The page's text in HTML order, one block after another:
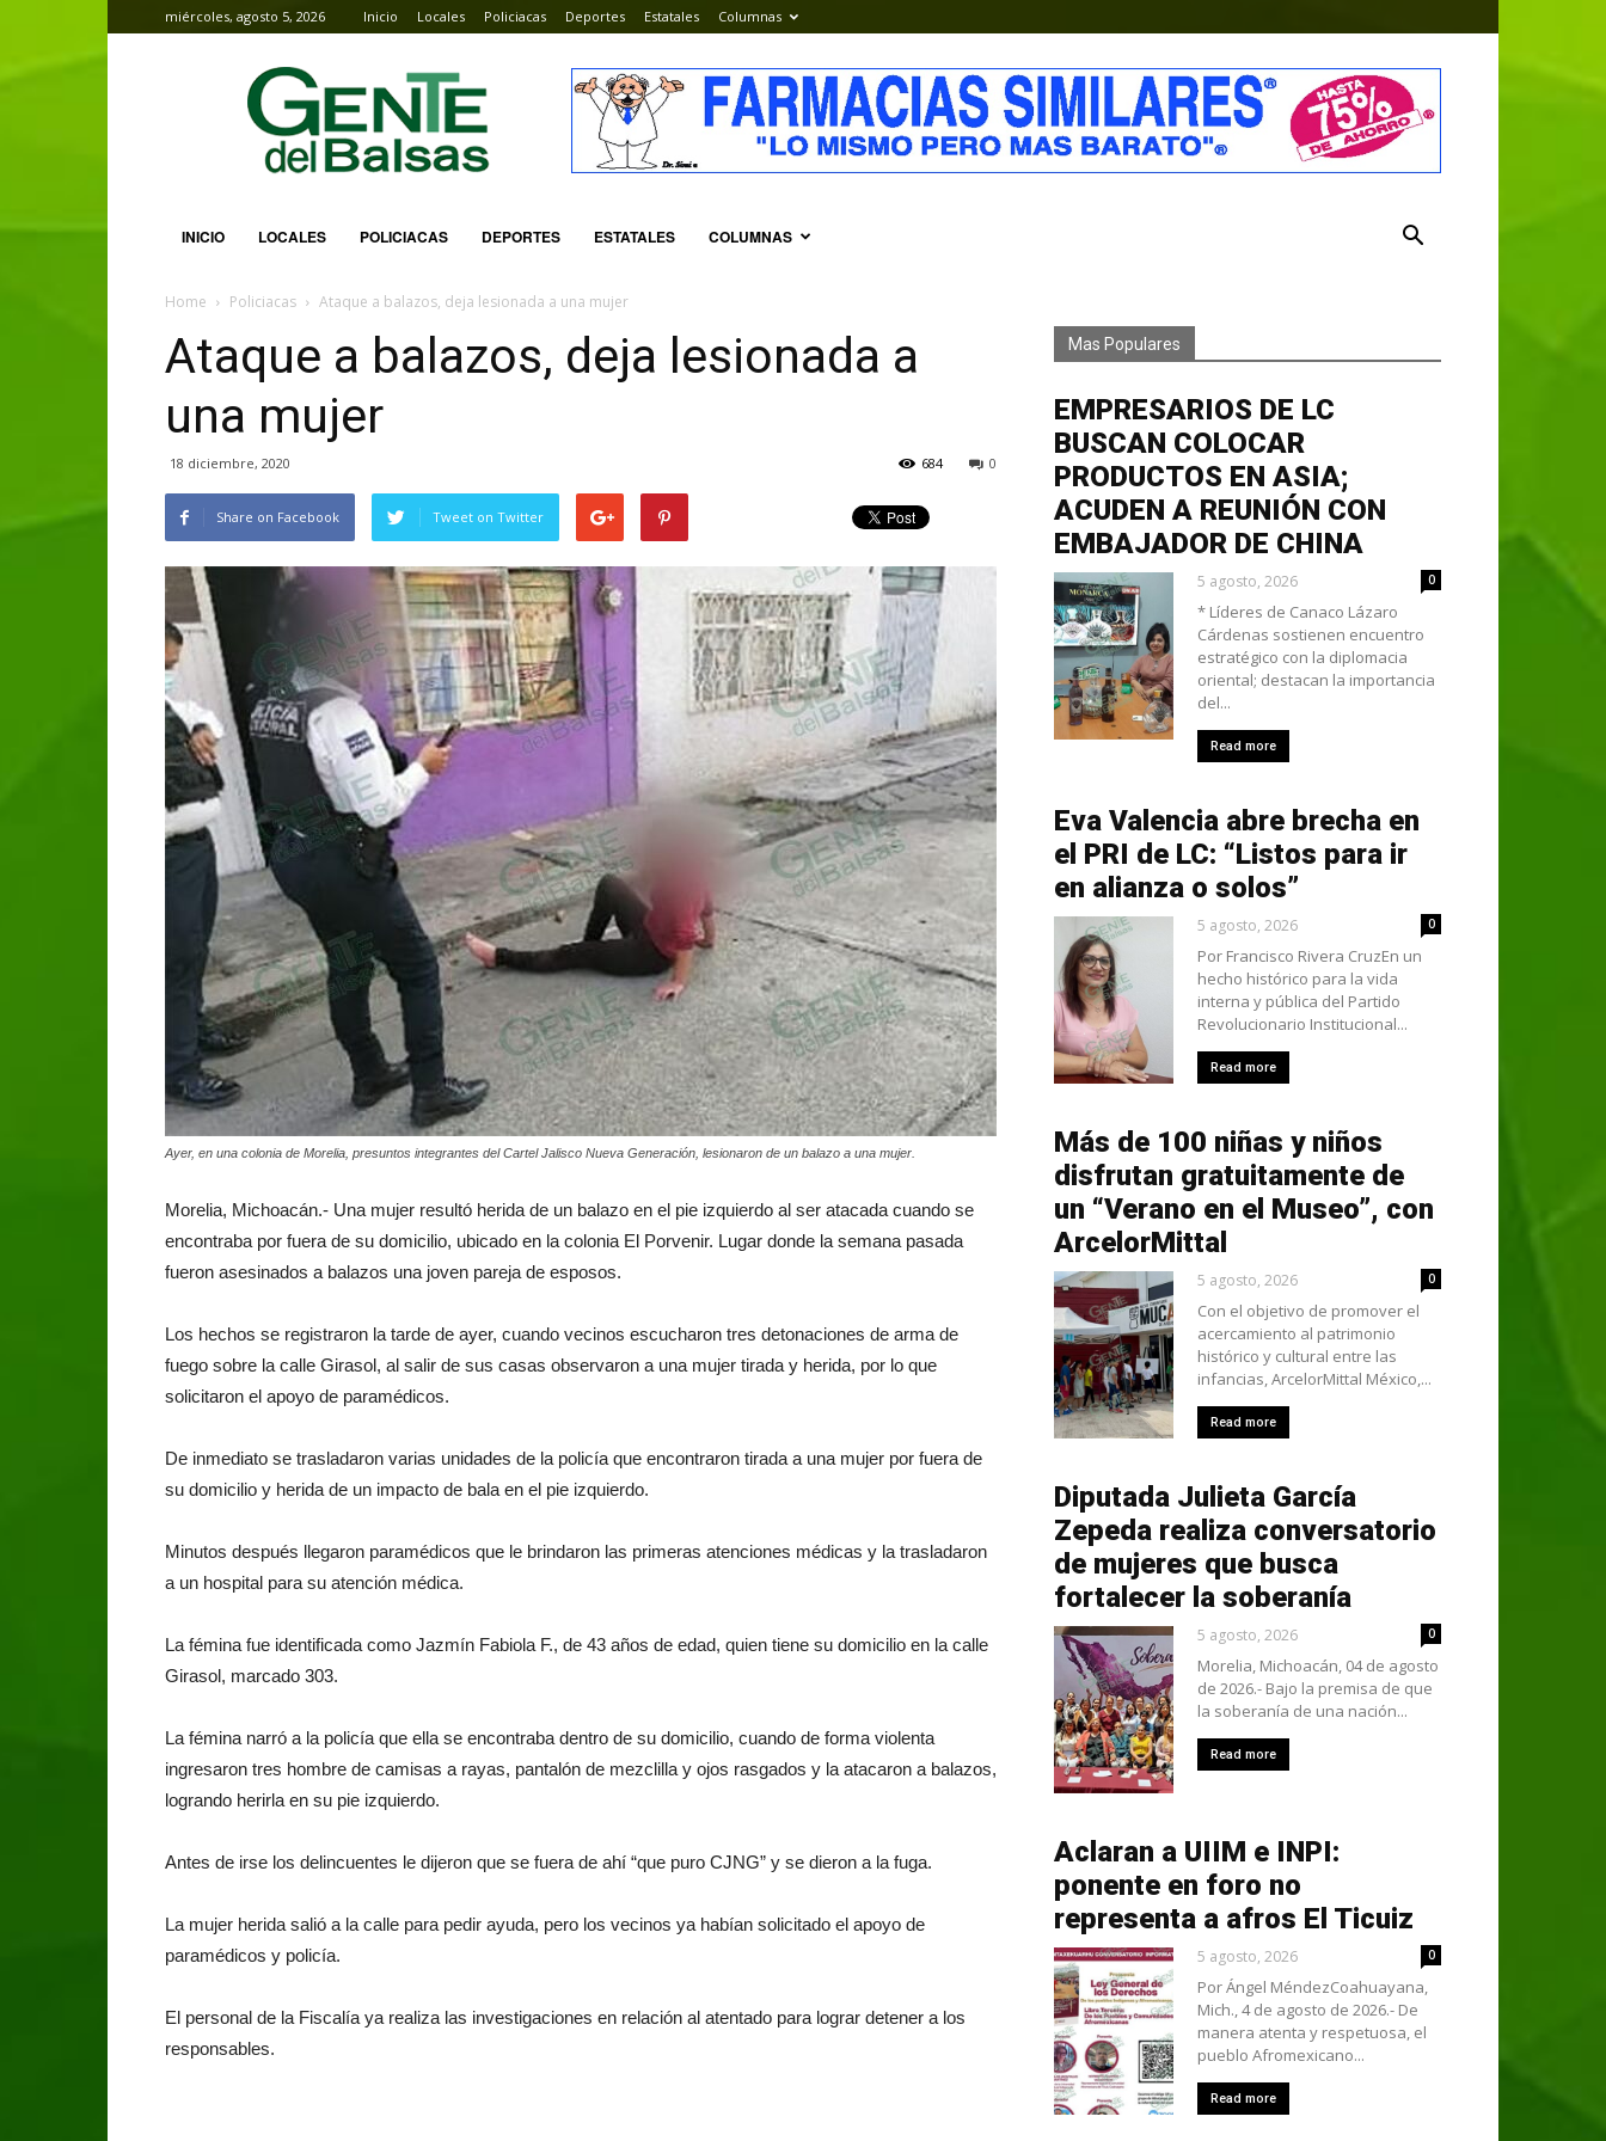
miércoles, agosto 5, 2026 Inicio Locales Policiacas Deportes Estatales Columnas
Gente
del
Balsas
INICIO LOCALES POLICIACAS DEPORTES ESTATALES COLUMNAS
Home Policiacas Ataque a balazos, deja lesionada a una mujer
Ataque a balazos, deja lesionada a
una mujer
18 diciembre, 2020 0
684
Share on Facebook Tweet on Twitter
Ayer, en una colonia de Morelia, presuntos integrantes del Cartel Jalisco Nueva Generación, lesionaron de un balazo a una mujer.
Morelia, Michoacán.- Una mujer resultó herida de un balazo en el pie izquierdo al ser atacada cuando se
encontraba por fuera de su domicilio, ubicado en la colonia El Porvenir. Lugar donde la semana pasada
fueron asesinados a balazos una joven pareja de esposos.
Los hechos se registraron la tarde de ayer, cuando vecinos escucharon tres detonaciones de arma de
fuego sobre la calle Girasol, al salir de sus casas observaron a una mujer tirada y herida, por lo que
solicitaron el apoyo de paramédicos.
De inmediato se trasladaron varias unidades de la policía que encontraron tirada a una mujer por fuera de
su domicilio y herida de un impacto de bala en el pie izquierdo.
Minutos después llegaron paramédicos que le brindaron las primeras atenciones médicas y la trasladaron
a un hospital para su atención médica.
La fémina fue identificada como Jazmín Fabiola F., de 43 años de edad, quien tiene su domicilio en la calle
Girasol, marcado 303.
La fémina narró a la policía que ella se encontraba dentro de su domicilio, cuando de forma violenta
ingresaron tres hombre de camisas a rayas, pantalón de mezclilla y ojos rasgados y la atacaron a balazos,
logrando herirla en su pie izquierdo.
Antes de irse los delincuentes le dijeron que se fuera de ahí “que puro CJNG” y se dieron a la fuga.
La mujer herida salió a la calle para pedir ayuda, pero los vecinos ya habían solicitado el apoyo de
paramédicos y policía.
El personal de la Fiscalía ya realiza las investigaciones en relación al atentado para lograr detener a los
responsables.
Mas Populares
EMPRESARIOS DE LC
BUSCAN COLOCAR
PRODUCTOS EN ASIA;
ACUDEN A REUNIÓN CON
EMBAJADOR DE CHINA
5 agosto, 2026 0
* Líderes de Canaco Lázaro
Cárdenas sostienen encuentro
estratégico con la diplomacia
oriental; destacan la importancia
del...
Read more
Eva Valencia abre brecha en
el PRI de LC: “Listos para ir
en alianza o solos”
5 agosto, 2026 0
Por Francisco Rivera CruzEn un
hecho histórico para la vida
interna y pública del Partido
Revolucionario Institucional...
Read more
Más de 100 niñas y niños
disfrutan gratuitamente de
un “Verano en el Museo”, con
ArcelorMittal
5 agosto, 2026 0
Con el objetivo de promover el
acercamiento al patrimonio
histórico y cultural entre las
infancias, ArcelorMittal México,...
Read more
Diputada Julieta García
Zepeda realiza conversatorio
de mujeres que busca
fortalecer la soberanía
5 agosto, 2026 0
Morelia, Michoacán, 04 de agosto
de 2026.- Bajo la premisa de que
la soberanía de una nación...
Read more
Aclaran a UIIM e INPI:
ponente en foro no
representa a afros El Ticuiz
5 agosto, 2026 0
Por Ángel MéndezCoahuayana,
Mich., 4 de agosto de 2026.- De
manera atenta y respetuosa, el
pueblo Afromexicano...
Read more